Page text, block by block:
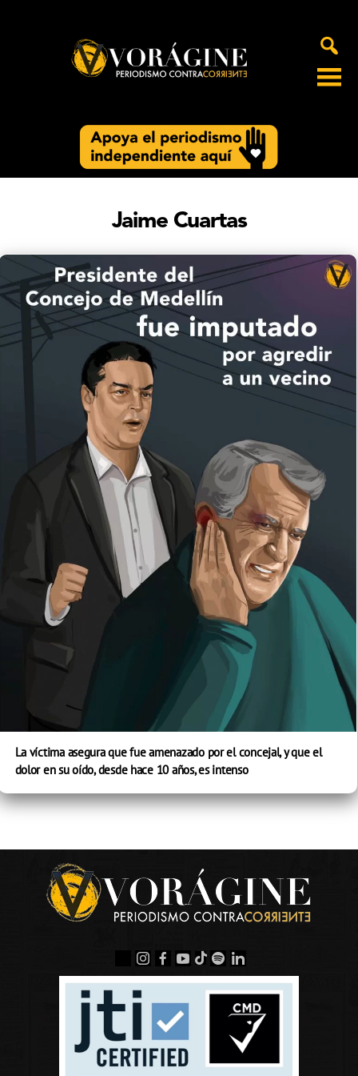
Jaime Cuartas
La víctima asegura que fue amenazado por el concejal, y que el
dolor en su oído, desde hace 10 años, es intenso